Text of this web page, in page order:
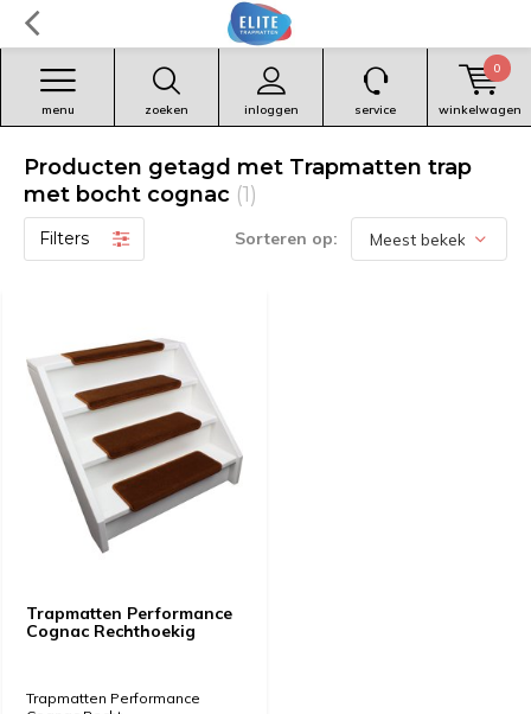
zoeken inloggen
menu service winkelwagen
0
Producten getagd met Trapmatten trap
met bocht cognac (1)
Filters Sorteren op:
Trapmatten Performance
Cognac Rechthoekig
Trapmatten Performance